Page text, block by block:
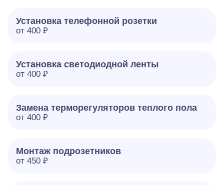
Установка телефонной розетки
от 400 ₽
Установка светодиодной ленты
от 400 ₽
Замена терморегуляторов теплого пола
от 400 ₽
Монтаж подрозетников
от 450 ₽